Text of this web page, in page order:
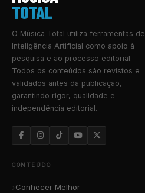
TOTAL
O Música Total utiliza ferramentas de
Inteligência Artificial como apoio à
pesquisa e ao processo editorial.
Todos os conteúdos são revistos e
validados antes da publicação,
garantindo rigor, qualidade e
independência editorial.
CONTEÚDO
Conhecer Melhor